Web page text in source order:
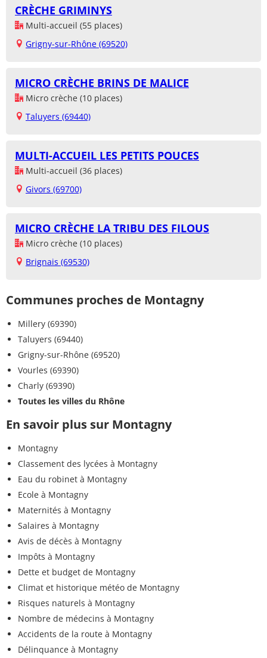
CRÈCHE GRIMINYS
Multi-accueil (55 places)
Grigny-sur-Rhône (69520)
MICRO CRÈCHE BRINS DE MALICE
Micro crèche (10 places)
Taluyers (69440)
MULTI-ACCUEIL LES PETITS POUCES
Multi-accueil (36 places)
Givors (69700)
MICRO CRÈCHE LA TRIBU DES FILOUS
Micro crèche (10 places)
Brignais (69530)
Communes proches de Montagny
Millery (69390)
Taluyers (69440)
Grigny-sur-Rhône (69520)
Vourles (69390)
Charly (69390)
Toutes les villes du Rhône
En savoir plus sur Montagny
Montagny
Classement des lycées à Montagny
Eau du robinet à Montagny
Ecole à Montagny
Maternités à Montagny
Salaires à Montagny
Avis de décès à Montagny
Impôts à Montagny
Dette et budget de Montagny
Climat et historique météo de Montagny
Risques naturels à Montagny
Nombre de médecins à Montagny
Accidents de la route à Montagny
Délinquance à Montagny